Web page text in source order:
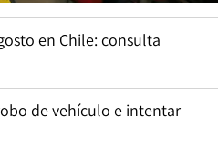
en Chile: consulta
de vehículo e intentar